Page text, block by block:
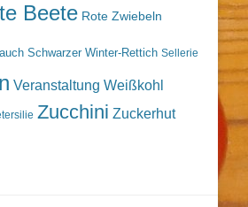
Beete Rote Zwiebeln
Schwarzer Winter-Rettich Sellerie
Veranstaltung Weißkohl
Zucchini Zuckerhut